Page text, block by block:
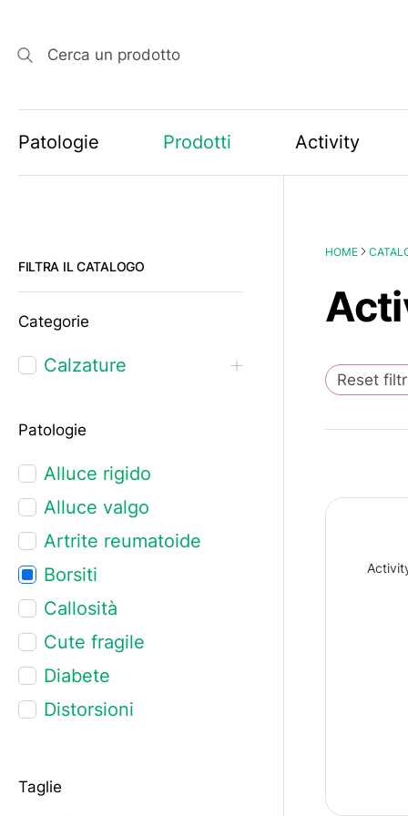
Cerca un prodotto
Patologie Prodotti Activity
HOME
Reset
FILTRA IL CATALOGO
Categorie
Calzature
Patologie
Alluce rigido
Alluce valgo
Artrite reumatoide
Borsiti
Callosità
Cute fragile
Diabete
Distorsioni
Dolore ai piedi
Taglie